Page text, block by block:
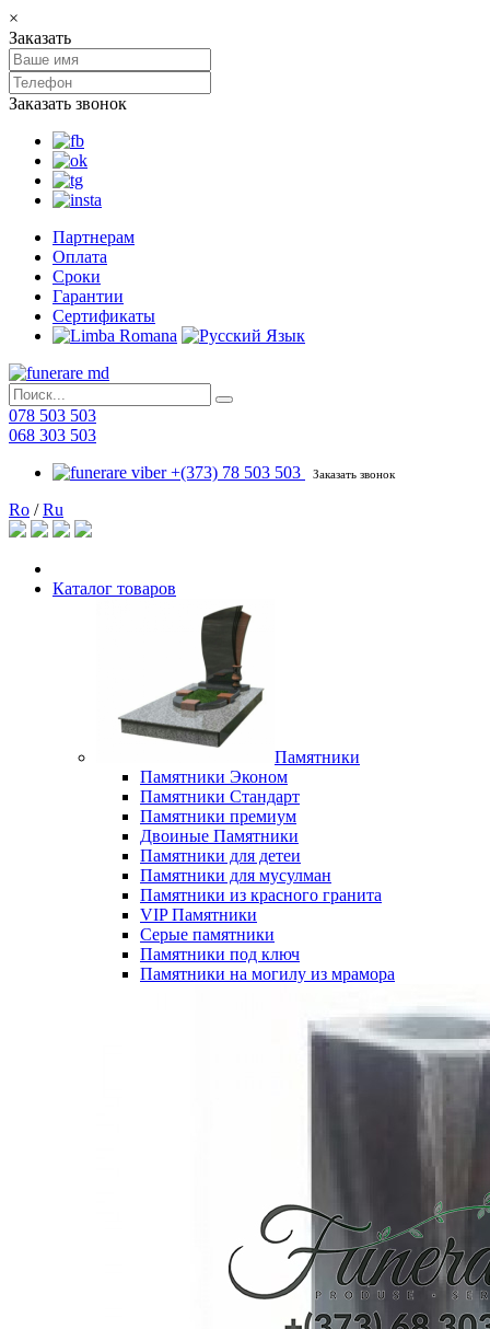
×
Заказать
Заказать звонок
Партнерам
Оплата
Сроки
Гарантии
Сертификаты
078 503 503
068 303 503
+(373) 78 503 503
Заказать звонок
Ro /Ru
Каталог товаров
Памятники
Памятники Эконом
Памятники Стандарт
Памятники премиум
Двоиные Памятники
Памятники для детеи
Памятники для мусулман
Памятники из красного гранита
VIP Памятники
Серые памятники
Памятники под ключ
Памятники на могилу из мрамора